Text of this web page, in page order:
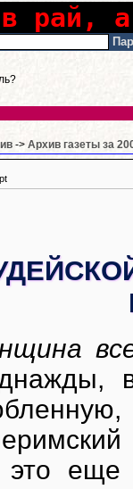
в рай,
-> Архив газеты за
это еще